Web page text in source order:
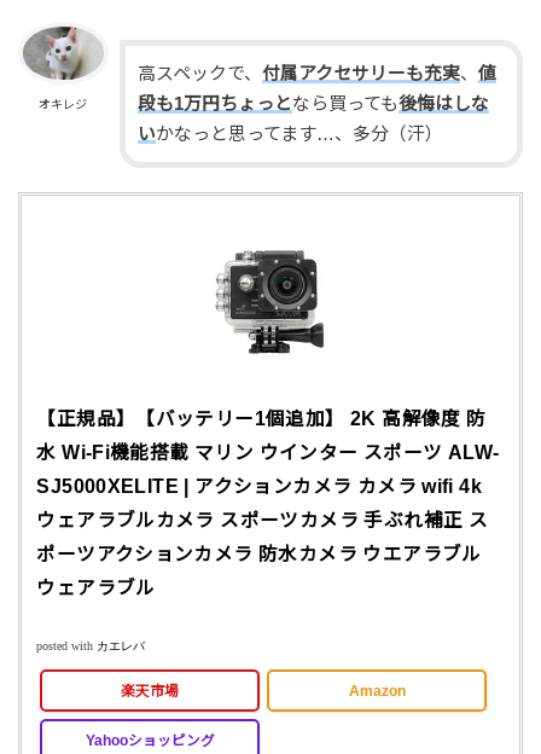
オキレジ
高スペックで、 付属アクセサリーも充実、 値
段も1万円ちょっとなら買っても後悔はしな
いかなっと思ってます…、多分（汗）
【正規品】【バッテリー1個追加】 2K 高解像度 防
水 Wi-Fi機能搭載 マリン ウインター スポーツ ALW-
SJ5000XELITE | アクションカメラ カメラ wifi 4k
ウェアラブルカメラ スポーツカメラ 手ぶれ補正 ス
ポーツアクションカメラ 防水カメラ ウエアラブル
ウェアラブル
posted with カエレバ
楽天市場 Amazon
Yahooショッピング